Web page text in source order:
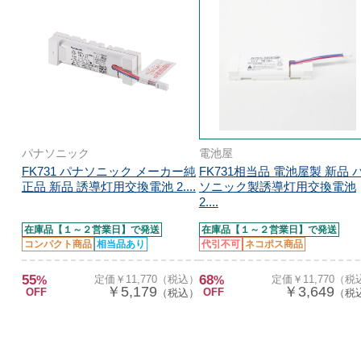
パナソニック
FK731 パナソニック メーカー純
正品 新品 誘導灯用交換電池 2....
在庫品【１～２営業日】で発送
コンパクト商品 相当品あり
55%
OFF
定価￥11,770（税込）
￥5,179 （税込）
電池屋
FK731相当品 電池屋製 新品
ソニック製誘導灯用交換電池
2....
在庫品【１～２営業日】で発送
代引不可 ネコポス商品
68%
OFF
定価￥11,770（税
￥3,649 （税